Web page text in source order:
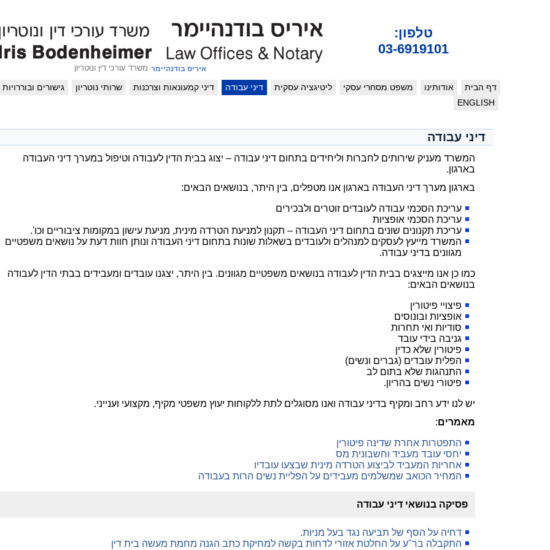
טלפון:
03-6919101
איריס בודנהיימר משרד עורכי דין ונוטריון
דף הבית אודותינו משפט מסחרי עסקי ליטיגציה עסקית דיני עבודה דיני קמעונאות וצרכנות שרותי נוטריון
גישורים ובוררויות
ENGLISH
דיני עבודה
המשרד מעניק שירותים לחברות וליחידים בתחום דיני עבודה – יצוג בבית הדין לעבודה וטיפול במערך דיני העבודה
בארגון.
בארגון מערך דיני העבודה בארגון אנו מטפלים, בין היתר, בנושאים הבאים:
עריכת הסכמי עבודה לעובדים זוטרים ולבכירים
עריכת הסכמי אופציות
עריכת תקנונים שונים בתחום דיני העבודה – תקנון למניעת הטרדה מינית, מניעת עישון במקומות ציבוריים וכו'.
המשרד מייעץ לעסקים למנהלים ולעובדים בשאלות שונות בתחום דיני העבודה ונותן חוות דעת על נושאים משפטיים
מגוונים בדיני עבודה.
כמו כן אנו מייצגים בבית הדין לעבודה בנושאים משפטיים מגוונים. בין היתר, יצגנו עובדים ומעבידים בבתי הדין לעבודה
בנושאים הבאים:
פיצויי פיטורין
אופציות ובונוסים
סודיות ואי תחרות
גניבה בידי עובד
פיטורין שלא כדין
הפלית עובדים (גברים ונשים)
התנהגות שלא בתום לב
פיטורי נשים בהריון.
יש לנו ידע רחב ומקיף בדיני עבודה ואנו מסוגלים לתת ללקוחות יעוץ משפטי מקיף, מקצועי וענייני.
מאמרים:
התפטרות אחרת שדינה פיטורין
יחסי עובד מעביד וחשבונית מס
אחריות המעביד לביצוע הטרדה מינית שבצעו עובדיו
המחיר הכואב שמשלמים מעבידים על הפליית נשים הרות בעבודה
פסיקה בנושאי דיני עבודה
דחיה על הסף של תביעה נגד בעל מניות.
התקבלה בר"ע על החלטת אזורי לדחות בקשה למחיקת כתב הגנה מחמת מעשה בית דין